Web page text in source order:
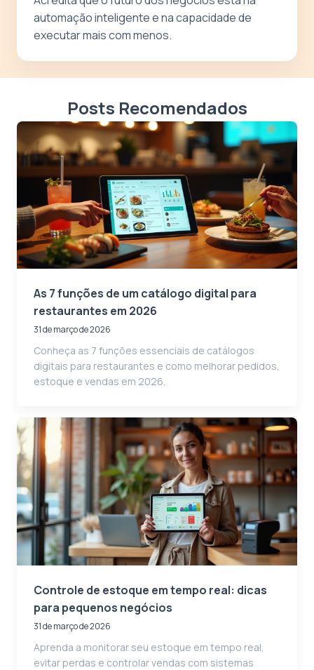
automação inteligente e na capacidade de
executar mais com menos.
Posts Recomendados
As 7 funções de um catálogo digital para
restaurantes em 2026
31 de março de 2026
Conheça as 7 funções essenciais de catálogos
digitais para restaurantes e como melhorar pedidos,
estoque e vendas em 2026.
Controle de estoque em tempo real: dicas
para pequenos negócios
31 de março de 2026
Aprenda a monitorar seu estoque em tempo real,
evitar perdas e controlar vendas com sistemas